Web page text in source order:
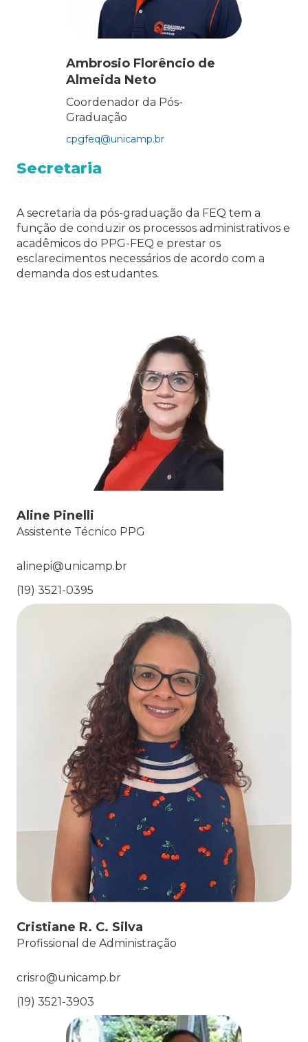
Ambrosio Florêncio de
Almeida Neto
Coordenador da Pós-
Graduação
cpgfeq@unicamp.br
Secretaria
A secretaria da pós-graduação da FEQ tem a
função de conduzir os processos administrativos e
acadêmicos do PPG-FEQ e prestar os
esclarecimentos necessários de acordo com a
demanda dos estudantes.
Aline Pinelli
Assistente Técnico PPG
alinepi@unicamp.br
(19) 3521-0395
Cristiane R. C. Silva
Profissional de Administração
crisro@unicamp.br
(19) 3521-3903